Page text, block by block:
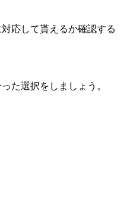
応して貰えるか確認する
た選択をしましょう。